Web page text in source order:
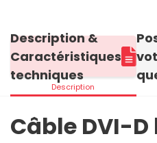
Description &
Caractéristiques
techniques
Description
Câble DVI-